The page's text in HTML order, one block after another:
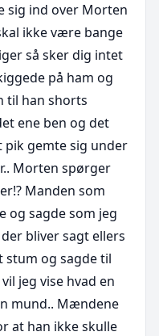
sig ind over Morten
ikke være bange
så sker dig intet
på ham og
til han shorts
ene ben og det
gemte sig under
Morten spørger
Manden som
og sagde som jeg
bliver sagt ellers
stum og sagde til
jeg vise hvad en
mund.. Mændene
at han ikke skulle